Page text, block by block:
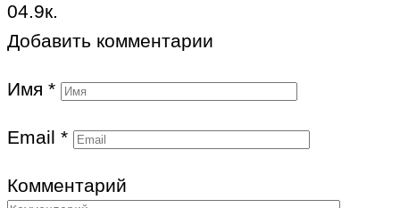
04.9к.
Добавить комментарии
Имя *
Email *
Комментарий